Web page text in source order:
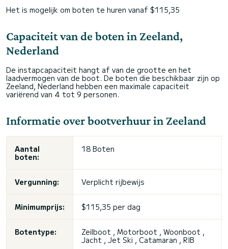
Het is mogelijk om boten te huren vanaf $115,35
Capaciteit van de boten in Zeeland,
Nederland
De instapcapaciteit hangt af van de grootte en het
laadvermogen van de boot. De boten die beschikbaar zijn op
Zeeland, Nederland hebben een maximale capaciteit
variërend van 4 tot 9 personen.
Informatie over bootverhuur in Zeeland
Aantal
boten:
18 Boten
Vergunning: Verplicht rijbewijs
Minimumprijs: $115,35 per dag
Botentype: Zeilboot , Motorboot , Woonboot ,
Jacht , Jet Ski , Catamaran , RIB